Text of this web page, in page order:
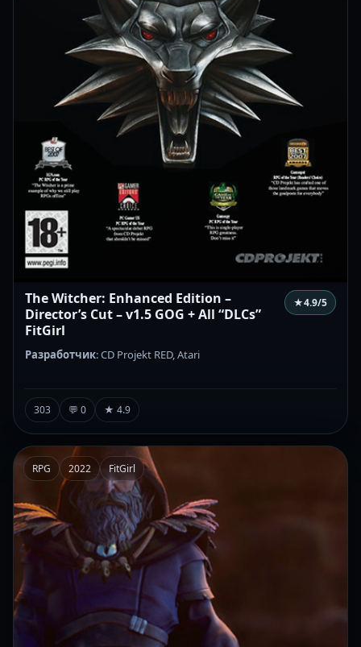
The Witcher: Enhanced Edition –
Director’s Cut – v1.5 GOG + All “DLCs”
FitGirl
★4.9/5
Разработчик: CD Projekt RED, Atari
303 💬 0 ★ 4.9
RPG 2022 FitGirl